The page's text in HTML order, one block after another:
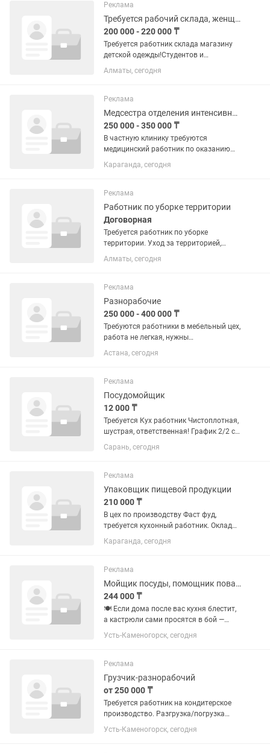
Реклама
Требуется рабочий склада, женщины
200 000 - 220 000 ₸
Требуется работник склада магазину
детской одежды!Студентов и
пенсионеров просьба не беспокоить!
График 5/2, 08:00-18:00. Выходные
месяц 200,000 тг, со второго...
Алматы, сегодня
Реклама
Медсестра отделения интенсивной терапии
250 000 - 350 000 ₸
В частную клинику требуются
медицинский работник по оказанию
услуги в рамках помощи пациентам с
проблемой суставов и позвоночника.
навыкам обучаем сами. Стабильная...
Караганда, сегодня
Реклама
Работник по уборке территории
Договорная
Требуется работник по уборке
территории. Уход за территорией,
подрезка деревьев, кустов,
выдергивание травы, сбор мусора в
Алматы, сегодня
Реклама
Разнорабочие
250 000 - 400 000 ₸
Требуются работники в мебельный цех,
работа не легкая, нужны
ответственные, желающие научиться
на станках и работать. Цех находится
по пятницу с 09.00 до 19.00, в...
Астана, сегодня
Реклама
Посудомойщик
12 000 ₸
Требуется Кух работник Чистоплотная,
шустрая, ответственная! График 2/2 с
10.30-23.30 Развозка в конце смены
Оплата в конце смены Обязанности
поддерживать...
Сарань, сегодня
Реклама
Упаковщик пищевой продукции
210 000 ₸
В цех по производству Фаст фуд,
требуется кухонный работник. Оклад
210000 тг. за 15 смен. График работы с
07.00 - 23.00 ч., 2/2 , развозка, питание
Караганда, сегодня
Реклама
Мойщик посуды, помощник повара
244 000 ₸
🍽️ Если дома после вас кухня блестит,
а кастрюли сами просятся в бой —
возможно, мы ищем именно вас! 😄 В
столовую «Оливье» требуется
получится ни вкусный...
Усть-Каменогорск, сегодня
Реклама
Грузчик-разнорабочий
от 250 000 ₸
Требуется работник на кондитерское
производство. Разгрузка/погрузка
товара Помощь в выполнении работы
Усть-Каменогорск, сегодня